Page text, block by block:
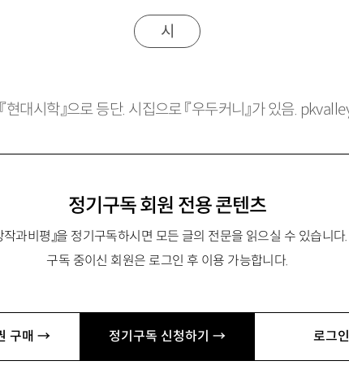
정기구독 회원 전용 콘텐츠
작과비평』을 정기구독하시면 모든 글의 전문을 읽으실 수 있습니다.
구독 중이신 회원은 로그인 후 이용 가능합니다.
구매 → 정기구독 신청하기 → 로그
시
대시학』으로 등단. 시집으로 『우두커니』가 있음.
자전거 타고 방 보러 간다